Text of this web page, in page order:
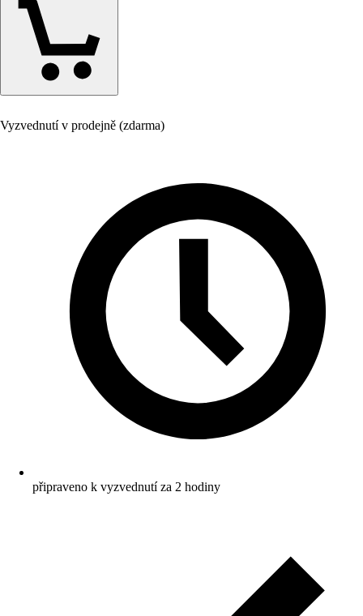
Vyzvednutí v prodejně (zdarma)
připraveno k vyzvednutí za 2 hodiny